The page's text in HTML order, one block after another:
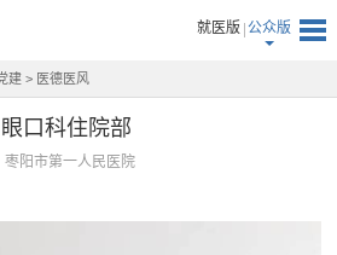
就医版 公众版
建> 医德医风
眼口科住院部
枣阳市第一人民医院